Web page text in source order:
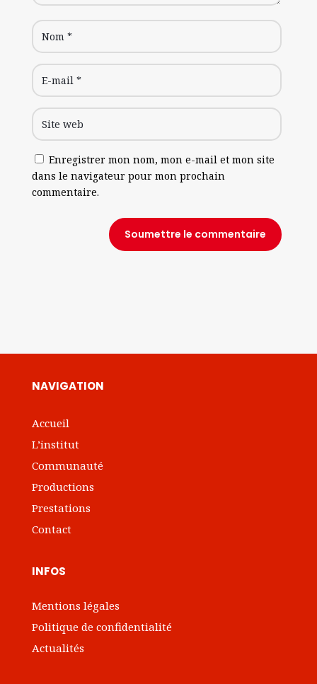
Enregistrer mon nom, mon e-mail et mon site
dans le navigateur pour mon prochain
commentaire.
Soumettre le commentaire
NAVIGATION
Accueil
L’institut
Communauté
Productions
Prestations
Contact
INFOS
Mentions légales
Politique de confidentialité
Actualités